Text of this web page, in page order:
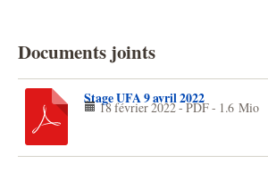
Documents joints
Stage UFA 9 avril 2022
18 février 2022-PDF- 1.6 Mio